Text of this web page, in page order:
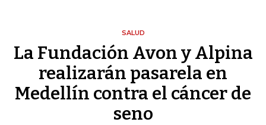
SALUD
La Fundación Avon y Alpina
realizarán pasarela en
Medellín contra el cáncer de
seno